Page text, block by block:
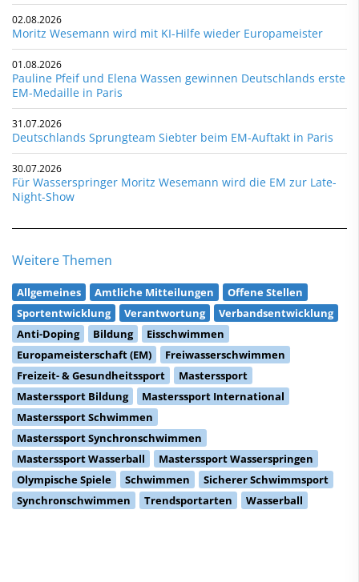
02.08.2026
Moritz Wesemann wird mit KI-Hilfe wieder Europameister
01.08.2026
Pauline Pfeif und Elena Wassen gewinnen Deutschlands erste
EM-Medaille in Paris
31.07.2026
Deutschlands Sprungteam Siebter beim EM-Auftakt in Paris
30.07.2026
Für Wasserspringer Moritz Wesemann wird die EM zur Late-
Night-Show
Weitere Themen
Allgemeines Amtliche Mitteilungen
Offene Stellen
Sportentwicklung
Verantwortung
Verbandsentwicklung
Anti-Doping
Bildung
Eisschwimmen
Europameisterschaft (EM)
Freiwasserschwimmen
Freizeit- & Gesundheitssport
Masterssport
Masterssport Bildung
Masterssport International
Masterssport Schwimmen
Masterssport Synchronschwimmen
Masterssport Wasserball
Masterssport Wasserspringen
Olympische Spiele
Schwimmen
Sicherer Schwimmsport
Synchronschwimmen
Trendsportarten Wasserball